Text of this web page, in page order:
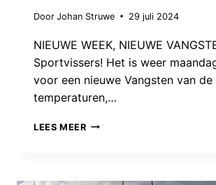
Door Johan Struwe 29 juli 2024
NIEUWE WEEK, NIEUWE
Sportvissers! Het is weer
voor een nieuwe Vangsten van de
temperaturen,…
LEES MEERVANGSTEN